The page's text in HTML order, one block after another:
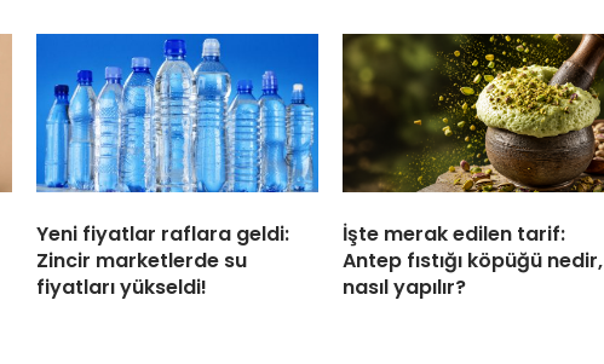
Yeni fiyatlar raflara geldi:
Zincir marketlerde su
fiyatları yükseldi!
İşte merak edilen tarif:
Antep fıstığı köpüğü nedir,
nasıl yapılır?